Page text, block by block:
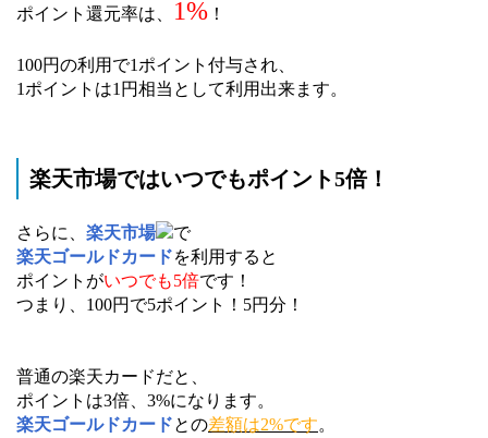
ポイント還元率は、
1% ！
100円の利用で1ポイント付与され、
1ポイントは1円相当として利用出来ます。
楽天市場ではいつでもポイント5倍！
さらに、 楽天市場
で
楽天ゴールドカードを利用すると
ポイントがいつでも5倍です！
つまり、100円で5ポイント！5円分！
普通の楽天カードだと、
ポイントは3倍、3%になります。
楽天ゴールドカードとの差額は2%です。